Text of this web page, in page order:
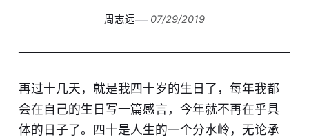
周志远 07/29/2019
再过十几天，就是我四十岁的生日了，每年我都
会在自己的生日写一篇感言，今年就不再在乎具
体的日子了。四十是人生的一个分水岭，无论承